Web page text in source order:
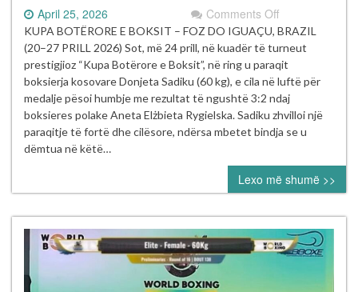
April 25, 2026 Comments Offon
Donjeta
Sadiku
ndalet
në
çerekfinale
pas
një
të
diskutueshëm
në
Kupën
Botërore
të
KUPA BOTËRORE E BOKSIT – FOZ DO IGUAÇU, BRAZIL
(20–27 PRILL 2026) Sot, më 24 prill, në kuadër të turneut
prestigjioz “Kupa Botërore e Boksit”, në ring u paraqit
boksierja kosovare Donjeta Sadiku (60 kg), e cila në luftë për
medalje pësoi humbje me rezultat të ngushtë 3:2 ndaj
boksieres polake Aneta Elżbieta Rygielska. Sadiku zhvilloi një
paraqitje të fortë dhe cilësore, ndërsa mbetet bindja se u
dëmtua në këtë…
Lexo më shumë >>